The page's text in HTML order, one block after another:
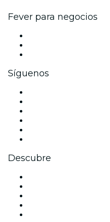
Fever para negocios
Síguenos
Descubre